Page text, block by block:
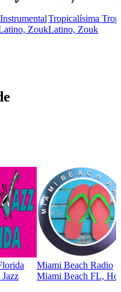
Zouk
Tropicalísima
Latino, Zouk
Miami Beach Radio
Miami Beach FL,